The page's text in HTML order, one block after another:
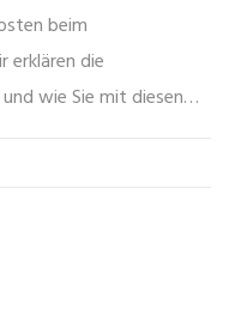
beim
erklären die
wie Sie mit diesen